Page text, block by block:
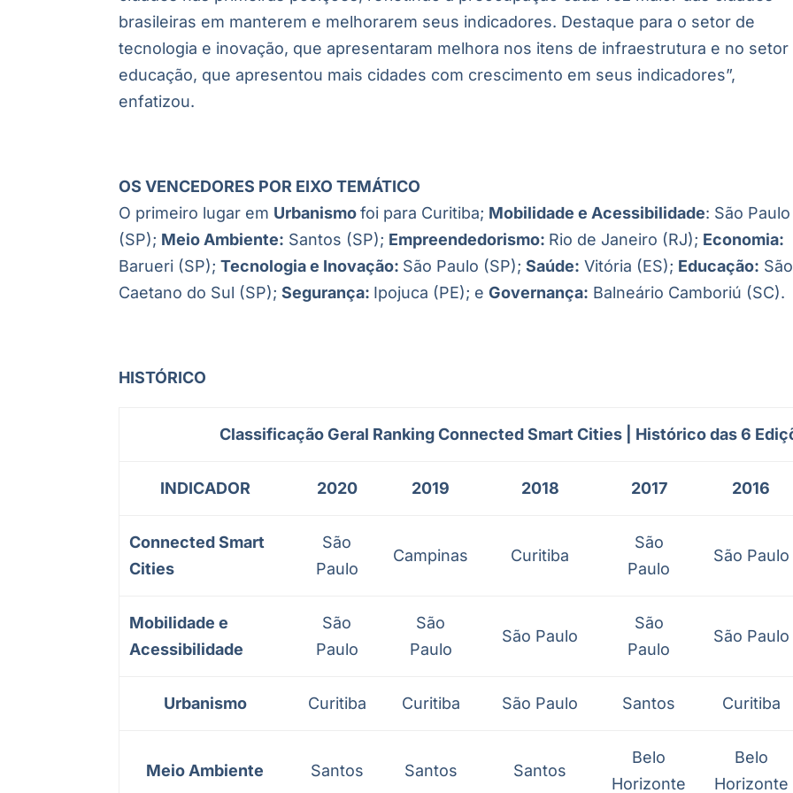
brasileiras em manterem e melhorarem seus indicadores. Destaque para o setor de
tecnologia e inovação, que apresentaram melhora nos itens de infraestrutura e no setor
educação, que apresentou mais cidades com crescimento em seus indicadores”,
enfatizou.
OS VENCEDORES POR EIXO TEMÁTICO
O primeiro lugar em Urbanismofoi para Curitiba; Mobilidade e Acessibilidade: São Paulo
(SP); Meio Ambiente: Santos (SP); Empreendedorismo: Rio de Janeiro (RJ); Economia:
Barueri (SP);Tecnologia e Inovação: São Paulo (SP);Saúde: Vitória (ES); Educação: São
Caetano do Sul (SP);Segurança: Ipojuca (PE); eGovernança: Balneário Camboriú (SC).
HISTÓRICO
Classificação Geral Ranking Connected Smart Cities | Histórico das 6
INDICADOR 2020 2019 2018 2017 2016
Connected Smart
Cities
São
Paulo
Campinas Curitiba
São
Paulo
São Paulo
Mobilidade e
Acessibilidade
São
Paulo
São
Paulo
São Paulo
São
Paulo
São Paulo
Urbanismo Curitiba Curitiba São Paulo Santos Curitiba
Meio Ambiente Santos Santos Santos
Belo
Horizonte
Belo
Horizonte